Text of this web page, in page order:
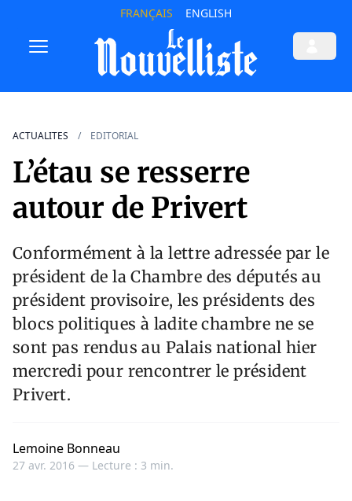
FRANÇAIS ENGLISH
ACTUALITES EDITORIAL
L’étau se resserre
autour de Privert
Conformément à la lettre adressée par le
président de la Chambre des députés au
président provisoire, les présidents des
blocs politiques à ladite chambre ne se
sont pas rendus au Palais national hier
mercredi pour rencontrer le président
Privert.
Lemoine Bonneau
27 avr. 2016 — Lecture : 3 min.